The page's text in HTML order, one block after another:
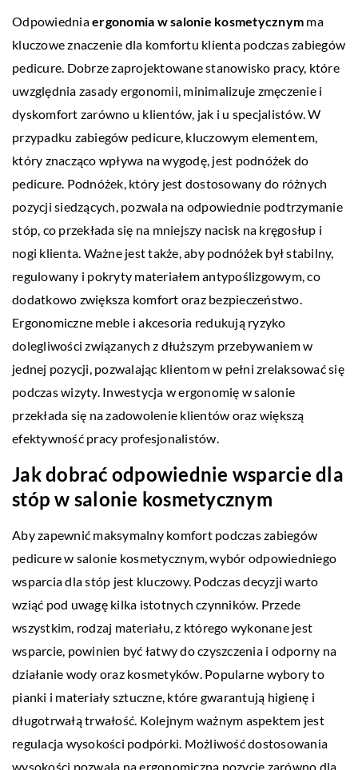
Odpowiedniaergonomia w salonie kosmetycznym ma
kluczowe znaczenie dla komfortu klienta podczas zabiegów
pedicure. Dobrze zaprojektowane stanowisko pracy, które
uwzględnia zasady ergonomii, minimalizuje zmęczenie i
dyskomfort zarówno u klientów, jak i u specjalistów. W
przypadku zabiegów pedicure, kluczowym elementem,
który znacząco wpływa na wygodę, jest podnóżek do
pedicure. Podnóżek, który jest dostosowany do różnych
pozycji siedzących, pozwala na odpowiednie podtrzymanie
stóp, co przekłada się na mniejszy nacisk na kręgosłup i
nogi klienta. Ważne jest także, aby podnóżek był stabilny,
regulowany i pokryty materiałem antypoślizgowym, co
dodatkowo zwiększa komfort oraz bezpieczeństwo.
Ergonomiczne meble i akcesoria redukują ryzyko
dolegliwości związanych z dłuższym przebywaniem w
jednej pozycji, pozwalając klientom w pełni zrelaksować się
podczas wizyty. Inwestycja w ergonomię w salonie
przekłada się na zadowolenie klientów oraz większą
efektywność pracy profesjonalistów.
Jak dobrać odpowiednie wsparcie dla
stóp w salonie kosmetycznym
Aby zapewnić maksymalny komfort podczas zabiegów
pedicure w salonie kosmetycznym, wybór odpowiedniego
wsparcia dla stóp jest kluczowy. Podczas decyzji warto
wziąć pod uwagę kilka istotnych czynników. Przede
wszystkim, rodzaj materiału, z którego wykonane jest
wsparcie, powinien być łatwy do czyszczenia i odporny na
działanie wody oraz kosmetyków. Popularne wybory to
pianki i materiały sztuczne, które gwarantują higienę i
długotrwałą trwałość. Kolejnym ważnym aspektem jest
regulacja wysokości podpórki. Możliwość dostosowania
wysokości pozwala na ergonomiczną pozycję zarówno dla